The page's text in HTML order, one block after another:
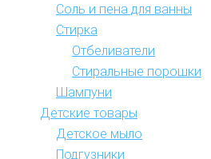
Соль и пена для ванны
Стирка
Отбеливатели
Стиральные порошки
Шампуни
Детские товары
Детское мыло
Подгузники